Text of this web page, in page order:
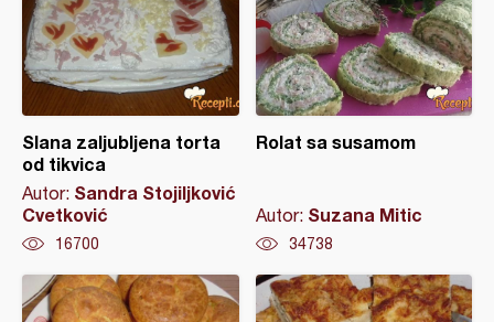
Slana zaljubljena torta
od tikvica
Autor: Sandra Stojiljković
Cvetković
16700
Rolat sa susamom
Autor: Suzana Mitic
34738